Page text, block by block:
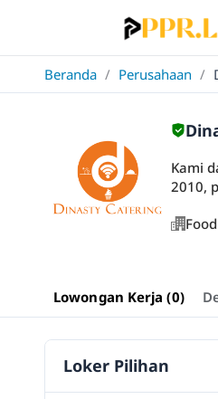
Beranda / Perusahaan /
Kami
2010,
Lowongan Kerja (0)
Loker Pilihan